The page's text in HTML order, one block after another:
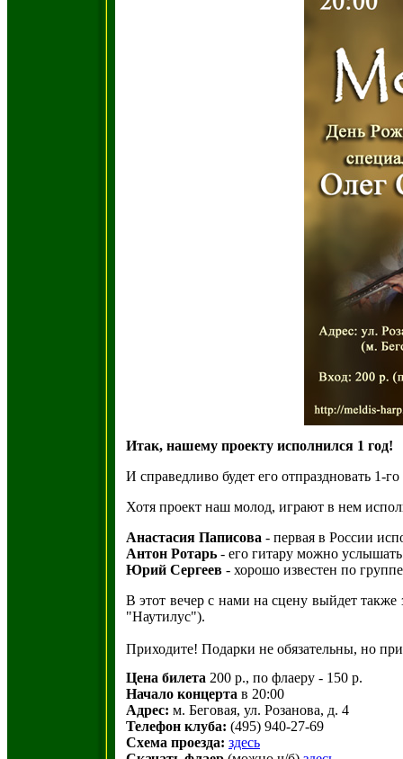
Итак, нашему проекту исполнился 1 год!
И справедливо будет его отпраздновать 1-
Хотя проект наш молод, играют в нем
Анастасия Паписова - первая в России
Антон Ротарь - его гитару можно
Юрий Сергеев - хорошо известен по
В этот вечер с нами на сцену выйдет
"Наутилус").
Приходите! Подарки не обязательны, но
Цена билета 200 р., по флаеру - 150 р.
Начало концерта в 20:00
Адрес: м. Беговая, ул. Розанова, д. 4
Телефон клуба: (495) 940-27-69
Схема проезда: здесь